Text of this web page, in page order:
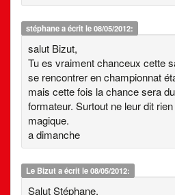
stéphanea écrit le 08/05/2012:
salut Bizut,
Tu es vraiment chanceux cette
se rencontrer en championnat
mais cette fois la chance sera
formateur. Surtout ne leur dit
magique.
a dimanche
Le Bizuta écrit le 08/05/2012:
Salut Stéphane,